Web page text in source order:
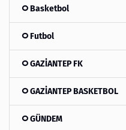
Basketbol
Futbol
GAZİANTEP FK
GAZİANTEP BASKETBOL
GÜNDEM